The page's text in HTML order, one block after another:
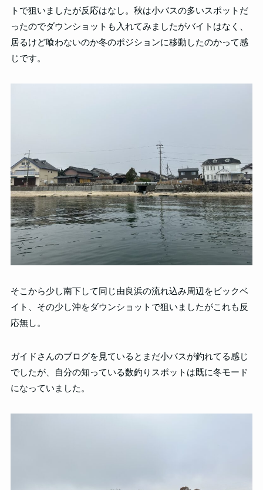
トで狙いましたが反応はなし。秋は小バスの多いスポットだ
ったのでダウンショットも入れてみましたがバイトはなく、
居るけど喰わないのか冬のポジションに移動したのかって感
じです。
そこから少し南下して同じ由良浜の流れ込み周辺をビックベ
イト、その少し沖をダウンショットで狙いましたがこれも反
応無し。
ガイドさんのブログを見ているとまだ小バスが釣れてる感じ
でしたが、自分の知っている数釣りスポットは既に冬モード
になっていました。